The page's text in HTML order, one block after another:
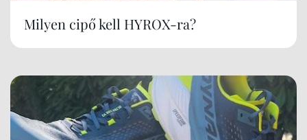
Milyen cipő kell HYROX-ra?